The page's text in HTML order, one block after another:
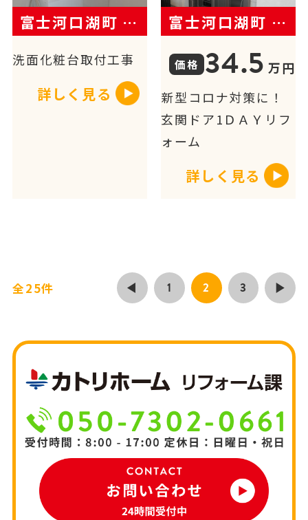
富士河口湖町 N様
洗面化粧台取付工事
詳しく見る
富士河口湖町 F様
34.5 万円
新型コロナ対策に！
玄関ドア1ＤＡＹリフ
ォーム
詳しく見る
全25件 1 2 3